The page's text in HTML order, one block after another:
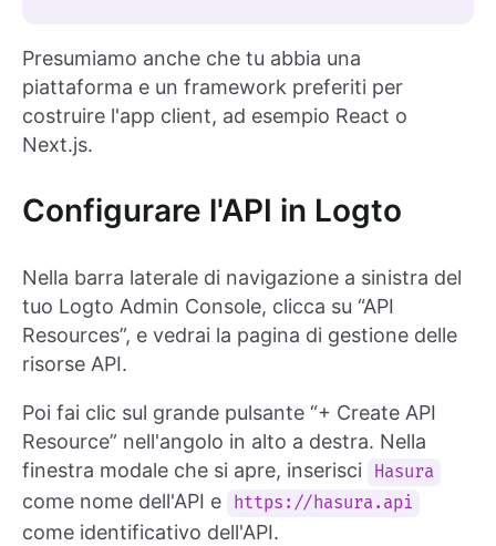
Presumiamo anche che tu abbia una
piattaforma e un framework preferiti per
costruire l'app client, ad esempio React o
Next.js.
Configurare l'API in Logto
Nella barra laterale di navigazione a sinistra del
tuo Logto Admin Console, clicca su “API
Resources”, e vedrai la pagina di gestione delle
risorse API.
Poi fai clic sul grande pulsante “+ Create API
Resource” nell'angolo in alto a destra. Nella
finestra modale che si apre, inserisci
Hasura
come nome dell'API e https://hasura.api
come identificativo dell'API.